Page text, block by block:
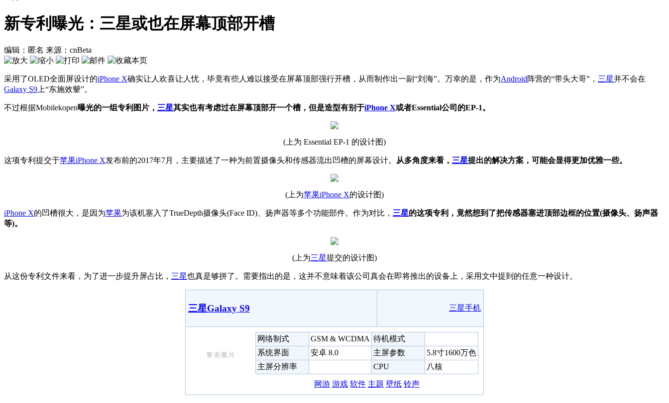
新专利曝光：三星或也在屏幕顶部开槽
编辑：匿名 来源：cnBeta
采用了OLED全面屏设计的iPhone X确实让人欢喜让人忧，毕竟有些人难以接受在屏幕顶部强行开槽，从而制作出一副“刘海”。万幸的是，作为Android阵营的“带头大哥”， 三星并不会在
Galaxy S9 上“东施效颦”。
不过根据Mobilekopen曝光的一组专利图片， 三星其实也有考虑过在屏幕顶部开一个槽，但是造型有别于iPhone X或者Essential公司的EP-1。
(上为 Essential EP-1 的设计图)
这项专利提交于苹果iPhone X发布前的2017年7月，主要描述了一种为前置摄像头和传感器流出凹槽的屏幕设计。 从多角度来看， 三星提出的解决方案，可能会显得更加优雅一些。
(上为苹果iPhone X的设计图)
iPhone X的凹槽很大，是因为苹果为该机塞入了TrueDepth摄像头(Face ID)、扬声器等多个功能部件。作为对比， 三星的这项专利，竟然想到了把传感器塞进顶部边框的位置(摄像头、扬声器
等)。
(上为三星提交的设计图)
从这份专利文件来看，为了进一步提升屏占比， 三星也真是够拼了。需要指出的是，这并不意味着该公司真会在即将推出的设备上，采用文中提到的任意一种设计。
三星Galaxy S9 三星手机
网络制式 GSM & WCDMA 待机模式
系统界面
安卓 8.0 主屏参数
5.8寸1600万色
主屏分辨率
CPU 八核
网游 游戏 软件 主题 壁纸 铃声